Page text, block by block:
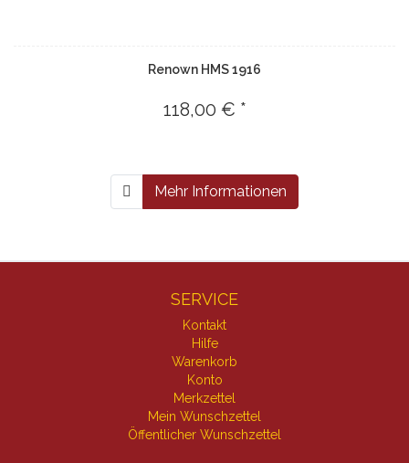
Renown HMS 1916
118,00 € *
Mehr Informationen
SERVICE
Kontakt
Hilfe
Warenkorb
Konto
Merkzettel
Mein Wunschzettel
Öffentlicher Wunschzettel